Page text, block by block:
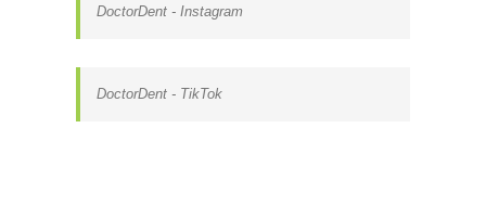
DoctorDent - Instagram
DoctorDent - TikTok